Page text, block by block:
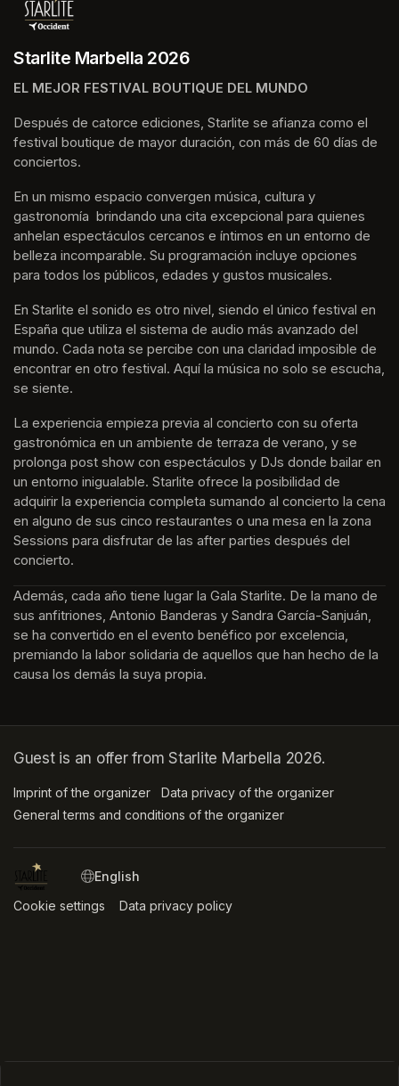
Starlite Marbella 2026
EL MEJOR FESTIVAL BOUTIQUE DEL MUNDO
Después de catorce ediciones, Starlite se afianza como el
festival boutique de mayor duración, con más de 60 días de
conciertos.
En un mismo espacio convergen música, cultura y
gastronomía  brindando una cita excepcional para quienes
anhelan espectáculos cercanos e íntimos en un entorno de
belleza incomparable. Su programación incluye opciones
para todos los públicos, edades y gustos musicales.
En Starlite el sonido es otro nivel, siendo el único festival en
España que utiliza el sistema de audio más avanzado del
mundo. Cada nota se percibe con una claridad imposible de
encontrar en otro festival. Aquí la música no solo se escucha,
se siente.
La experiencia empieza previa al concierto con su oferta
gastronómica en un ambiente de terraza de verano, y se
prolonga post show con espectáculos y DJs donde bailar en
un entorno inigualable. Starlite ofrece la posibilidad de
adquirir la experiencia completa sumando al concierto la cena
en alguno de sus cinco restaurantes o una mesa en la zona
Sessions para disfrutar de las after parties después del
concierto.
Además, cada año tiene lugar la Gala Starlite. De la mano de
sus anfitriones, Antonio Banderas y Sandra García-Sanjuán,
se ha convertido en el evento benéfico por excelencia,
premiando la labor solidaria de aquellos que han hecho de la
causa los demás la suya propia.
Guest is an offer from Starlite Marbella 2026.
Imprint of the organizer (opens in a new tab)
Data privacy of the organizer
General terms and conditions of the organizer
SWITCH LANGUAGE
Cookie settings (opens in a new tab)
Data privacy policy